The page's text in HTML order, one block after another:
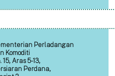
Perladangan
Komoditi
15, Aras 5-13,
Perdana,